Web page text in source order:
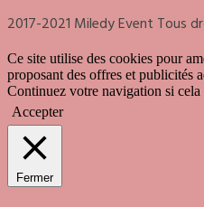
2017-2021 Miledy Event Tous
Ce site utilise des cookies pour
proposant des offres et publicités
Continuez votre navigation si
Accepter
Fermer